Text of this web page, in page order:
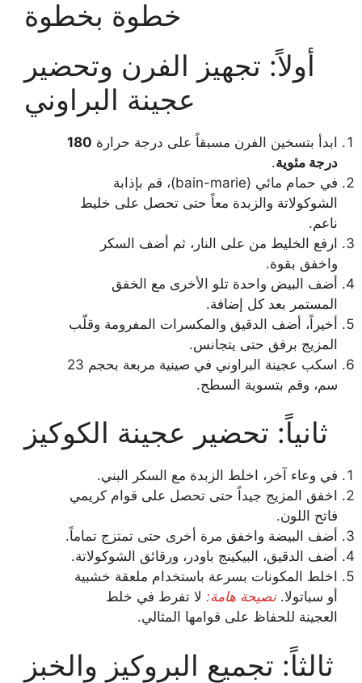
خطوة بخطوة
أولاً: تجهيز الفرن وتحضير
عجينة البراوني
ابدأ بتسخين الفرن مسبقاً على درجة حرارة 180
درجة مئوية.
في حمام مائي (bain-marie)، قم بإذابة
الشوكولاتة والزبدة معاً حتى تحصل على خليط
ناعم.
ارفع الخليط من على النار، ثم أضف السكر
واخفق بقوة.
أضف البيض واحدة تلو الأخرى مع الخفق
المستمر بعد كل إضافة.
أخيراً، أضف الدقيق والمكسرات المفرومة وقلّب
المزيج برفق حتى يتجانس.
اسكب عجينة البراوني في صينية مربعة بحجم 23
سم، وقم بتسوية السطح.
ثانياً: تحضير عجينة الكوكيز
في وعاء آخر، اخلط الزبدة مع السكر البني.
اخفق المزيج جيداً حتى تحصل على قوام كريمي
فاتح اللون.
أضف البيضة واخفق مرة أخرى حتى تمتزج تماماً.
أضف الدقيق، البيكينج باودر، ورقائق الشوكولاتة.
اخلط المكونات بسرعة باستخدام ملعقة خشبية
أو سباتولا. نصيحة هامة: لا تفرط في خلط
العجينة للحفاظ على قوامها المثالي.
ثالثاً: تجميع البروكيز والخبز